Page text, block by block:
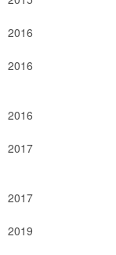
2016
2016
2016
2017
2017
2019